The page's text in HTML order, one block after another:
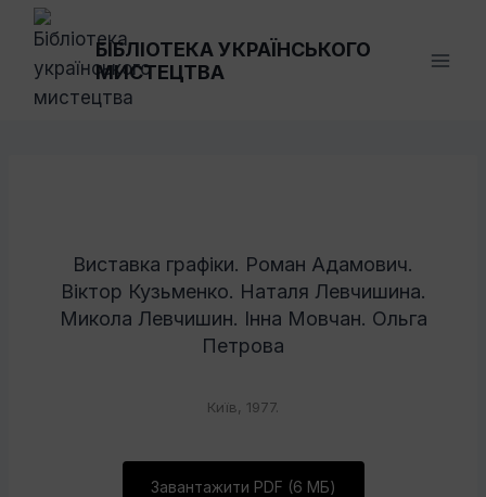
Перейти
вмісту
БІБЛІОТЕКА УКРАЇНСЬКОГО
МИСТЕЦТВА
Виставка графіки. Роман Адамович.
Віктор Кузьменко. Наталя Левчишина.
Микола Левчишин. Інна Мовчан. Ольга
Петрова
Київ, 1977.
Завантажити PDF (6 МБ)